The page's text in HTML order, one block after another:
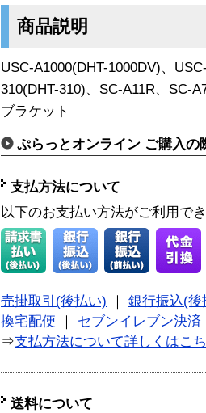
商品説明
USC-A1000(DHT-1000DV)、
310(DHT-310)、SC-A11R、SC-
ブラケット
ぷらっとオンライン ご購入の
支払方法について
以下のお支払い方法がご利用で
売掛取引(後払い)
銀行振込(後
換宅配便
セブンイレブン決済
⇒支払方法について詳しくはこ
送料について